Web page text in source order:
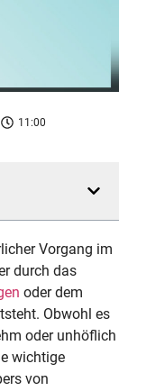
11:00
Vorgang im
durch das
oder dem
Obwohl es
oder unhöflich
wichtige
von